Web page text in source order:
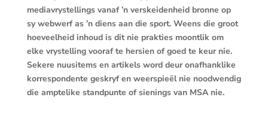
mediavrystellings vanaf ’n verskeidenheid bronne op
sy webwerf as ’n diens aan die sport. Weens die groot
hoeveelheid inhoud is dit nie prakties moontlik om
elke vrystelling vooraf te hersien of goed te keur nie.
Sekere nuusitems en artikels word deur onafhanklike
korrespondente geskryf en weerspieël nie noodwendig
die amptelike standpunte of sienings van MSA nie.